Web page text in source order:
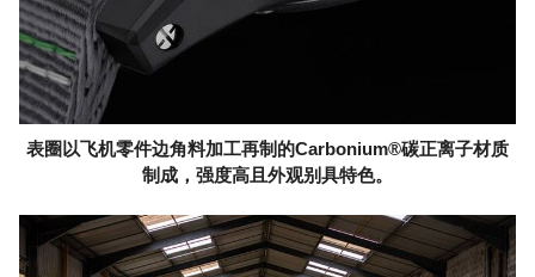
表圈以飞机零件边角料加工再制的Carbonium®碳正离子材质
制成，强度高且外观别具特色。